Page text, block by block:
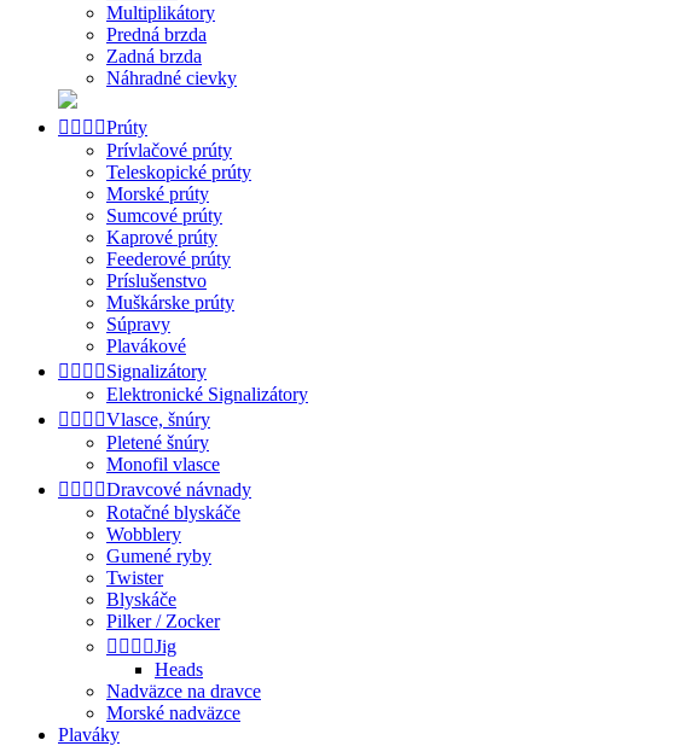
Multiplikátory
Predná brzda
Zadná brzda
Náhradné cievky
   Prúty
Prívlačové prúty
Teleskopické prúty
Morské prúty
Sumcové prúty
Kaprové prúty
Feederové prúty
Príslušenstvo
Muškárske prúty
Súpravy
Plavákové
   Signalizátory
Elektronické Signalizátory
   Vlasce, šnúry
Pletené šnúry
Monofil vlasce
   Dravcové návnady
Rotačné blyskáče
Wobblery
Gumené ryby
Twister
Blyskáče
Pilker / Zocker
   Jig
Heads
Nadväzce na dravce
Morské nadväzce
Plaváky